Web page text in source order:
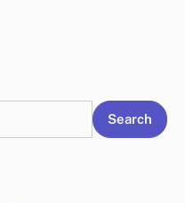
Search